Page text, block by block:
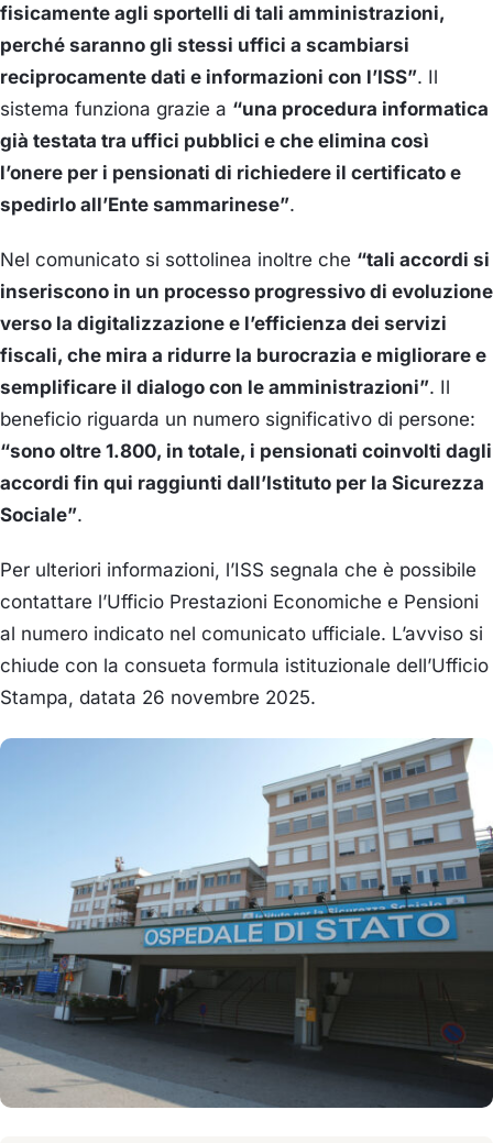
fisicamente agli sportelli di tali amministrazioni,
perché saranno gli stessi uffici a scambiarsi
reciprocamente dati e informazioni con l’ISS”. Il
sistema funziona grazie a “una procedura informatica
già testata tra uffici pubblici e che elimina così
l’onere per i pensionati di richiedere il certificato e
spedirlo all’Ente sammarinese”.
Nel comunicato si sottolinea inoltre che “tali accordi si
inseriscono in un processo progressivo di evoluzione
verso la digitalizzazione e l’efficienza dei servizi
fiscali, che mira a ridurre la burocrazia e migliorare e
semplificare il dialogo con le amministrazioni”. Il
beneficio riguarda un numero significativo di persone:
“sono oltre 1.800, in totale, i pensionati coinvolti dagli
accordi fin qui raggiunti dall’Istituto per la Sicurezza
Sociale”.
Per ulteriori informazioni, l’ISS segnala che è possibile
contattare l’Ufficio Prestazioni Economiche e Pensioni
al numero indicato nel comunicato ufficiale. L’avviso si
chiude con la consueta formula istituzionale dell’Ufficio
Stampa, datata 26 novembre 2025.